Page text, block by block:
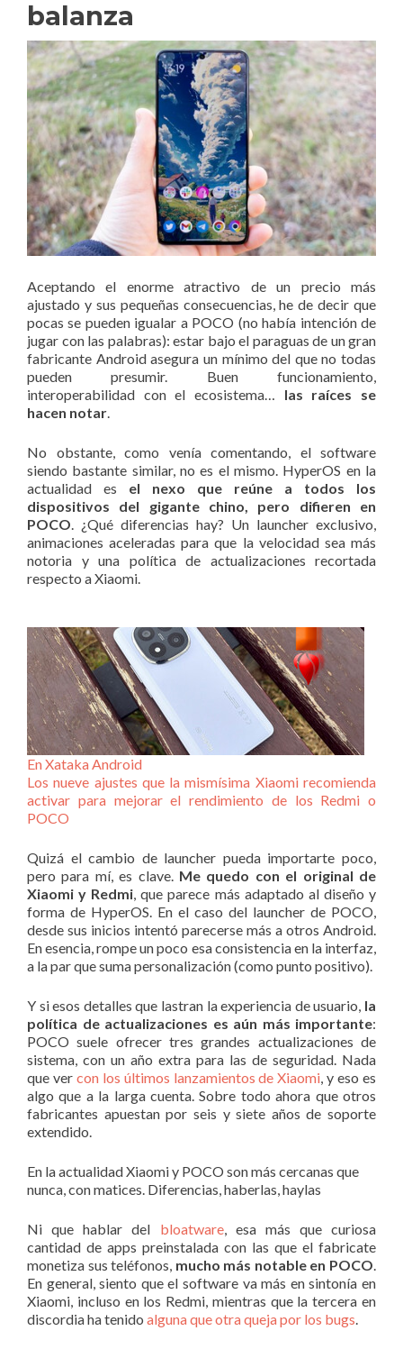
balanza
Aceptando el enorme atractivo de un precio más
ajustado y sus pequeñas consecuencias, he de decir que
pocas se pueden igualar a POCO (no había intención de
jugar con las palabras): estar bajo el paraguas de un gran
fabricante Android asegura un mínimo del que no todas
pueden presumir. Buen funcionamiento,
interoperabilidad con el ecosistema… las raíces se
hacen notar.
No obstante, como venía comentando, el software
siendo bastante similar, no es el mismo. HyperOS en la
actualidad es el nexo que reúne a todos los
dispositivos del gigante chino, pero difieren en
POCO. ¿Qué diferencias hay? Un launcher exclusivo,
animaciones aceleradas para que la velocidad sea más
notoria y una política de actualizaciones recortada
respecto a Xiaomi.
En Xataka Android
Los nueve ajustes que la mismísima Xiaomi recomienda
activar para mejorar el rendimiento de los Redmi o
POCO
Quizá el cambio de launcher pueda importarte poco,
pero para mí, es clave. Me quedo con el original de
Xiaomi y Redmi, que parece más adaptado al diseño y
forma de HyperOS. En el caso del launcher de POCO,
desde sus inicios intentó parecerse más a otros Android.
En esencia, rompe un poco esa consistencia en la interfaz,
a la par que suma personalización (como punto positivo).
Y si esos detalles que lastran la experiencia de usuario, la
política de actualizaciones es aún más importante:
POCO suele ofrecer tres grandes actualizaciones de
sistema, con un año extra para las de seguridad. Nada
que ver con los últimos lanzamientos de Xiaomi, y eso es
algo que a la larga cuenta. Sobre todo ahora que otros
fabricantes apuestan por seis y siete años de soporte
extendido.
En la actualidad Xiaomi y POCO son más cercanas que
nunca, con matices. Diferencias, haberlas, haylas
Ni que hablar del bloatware, esa más que curiosa
cantidad de apps preinstalada con las que el fabricate
monetiza sus teléfonos, mucho más notable en POCO.
En general, siento que el software va más en sintonía en
Xiaomi, incluso en los Redmi, mientras que la tercera en
discordia ha tenido alguna que otra queja por los bugs.